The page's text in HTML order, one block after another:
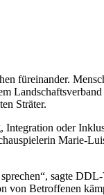
füreinander.
Sträter.
oder
Marie-
sagte
von Betroffenen